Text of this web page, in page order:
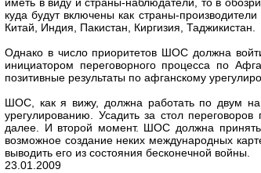
куда будут включены как страны-
Китай, Индия, Пакистан, Киргизия, Таджикистан.
Однако в число приоритетов ШОС должна
инициатором переговорного процесса по
позитивные результаты по афганскому
ШОС, как я вижу, должна работать по двум
урегулированию. Усадить за стол
далее. И второй момент. ШОС должна принять
возможное создание неких международных
выводить его из состояния бесконечной войны.
23.01.2009